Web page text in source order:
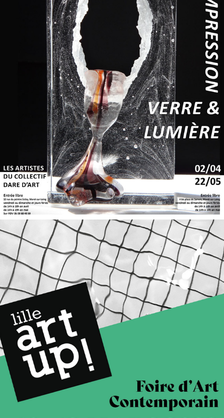
MORET-SUR-LOING
LILLE ART UP ! 2022